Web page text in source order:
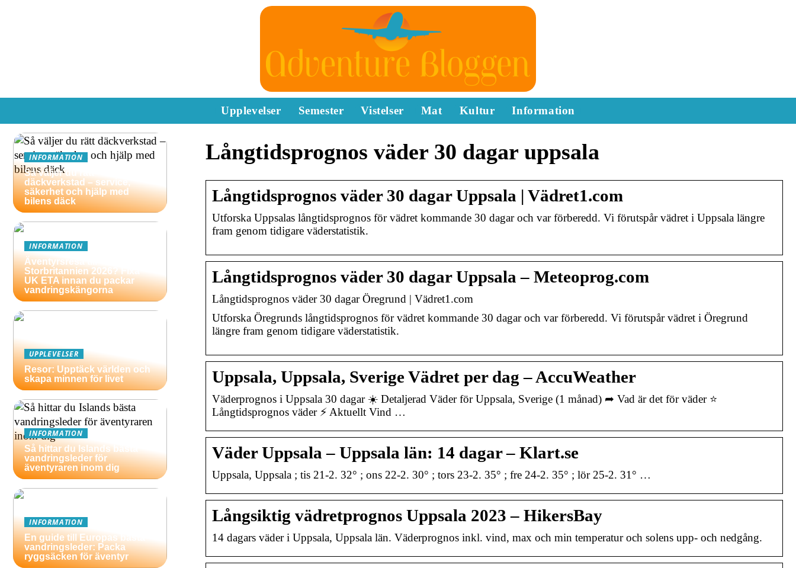
Upplevelser Semester Vistelser Mat Kultur Information
Långtidsprognos väder 30 dagar uppsala
Långtidsprognos väder 30 dagar Uppsala | Vädret1.com
Utforska Uppsalas långtidsprognos för vädret kommande 30 dagar och var förberedd. Vi förutspår vädret i Uppsala längre
fram genom tidigare väderstatistik.
Långtidsprognos väder 30 dagar Uppsala – Meteoprog.com
Långtidsprognos väder 30 dagar Öregrund | Vädret1.com
Utforska Öregrunds långtidsprognos för vädret kommande 30 dagar och var förberedd. Vi förutspår vädret i Öregrund
längre fram genom tidigare väderstatistik.
Uppsala, Uppsala, Sverige Vädret per dag – AccuWeather
Väderprognos i Uppsala 30 dagar ☀️ Detaljerad Väder för Uppsala, Sverige (1 månad) ➦ Vad är det för väder ⭐
Långtidsprognos väder ⚡ Aktuellt Vind …
Väder Uppsala – Uppsala län: 14 dagar – Klart.se
Uppsala, Uppsala ; tis 21-2. 32° ; ons 22-2. 30° ; tors 23-2. 35° ; fre 24-2. 35° ; lör 25-2. 31° …
Långsiktig vädretprognos Uppsala 2023 – HikersBay
14 dagars väder i Uppsala, Uppsala län. Väderprognos inkl. vind, max och min temperatur och solens upp- och nedgång.
INFORMATION
Så väljer du rätt
däckverkstad – service,
säkerhet och hjälp med
bilens däck
INFORMATION
Äventyrsresa till
Storbritannien 2026? Fixa
UK ETA innan du packar
vandringskängorna
UPPLEVELSER
Resor: Upptäck världen och
skapa minnen för livet
INFORMATION
Så hittar du Islands bästa
vandringsleder för
äventyraren inom dig
INFORMATION
En guide till Europas bästa
vandringsleder: Packa
ryggsäcken för äventyr